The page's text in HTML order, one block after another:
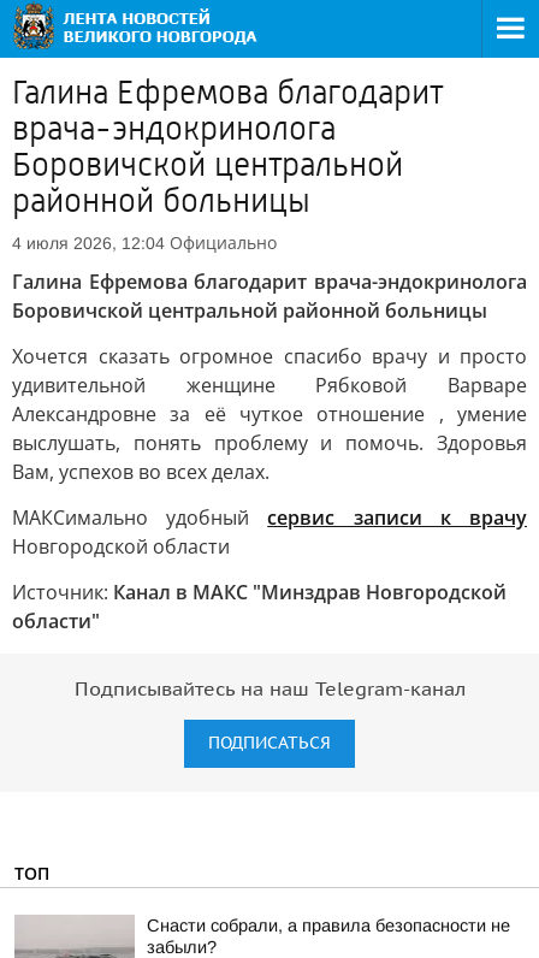
Галина Ефремова благодарит
врача-эндокринолога
Боровичской центральной
районной больницы
4 июля 2026, 12:04 Официально
Галина Ефремова благодарит врача-эндокринолога
Боровичской центральной районной больницы
Хочется сказать огромное спасибо врачу и просто
удивительной женщине Рябковой Варваре
Александровне за её чуткое отношение , умение
выслушать, понять проблему и помочь. Здоровья
Вам, успехов во всех делах.
МАКСимально удобныйсервис записи к врачу
Новгородской области
Источник: Канал в МАКС "Минздрав Новгородской
области"
Подписывайтесь на наш Telegram-канал
ПОДПИСАТЬСЯ
ТОП
Снасти собрали, а правила безопасности не
забыли?